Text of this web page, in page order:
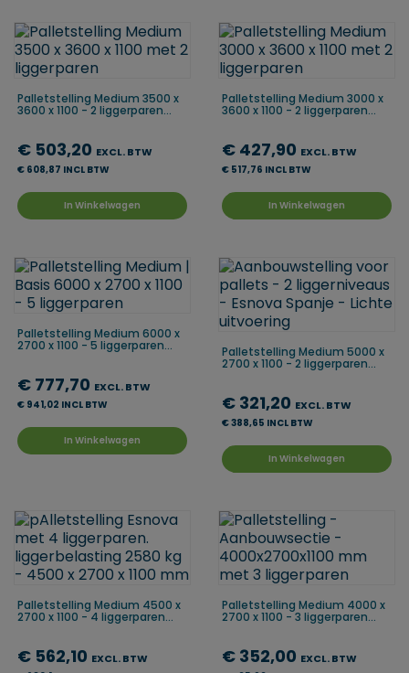
Palletstelling Medium 3500 x
3600 x 1100 - 2 liggerparen...
€ 503,20 EXCL. BTW
€ 608,87 INCL BTW
In Winkelwagen
Palletstelling Medium 3000 x
3600 x 1100 - 2 liggerparen...
€ 427,90 EXCL. BTW
€ 517,76 INCL BTW
In Winkelwagen
Palletstelling Medium 6000 x
2700 x 1100 - 5 liggerparen...
€ 777,70 EXCL. BTW
€ 941,02 INCL BTW
In Winkelwagen
Palletstelling Medium 5000 x
2700 x 1100 - 2 liggerparen...
€ 321,20 EXCL. BTW
€ 388,65 INCL BTW
In Winkelwagen
Palletstelling Medium 4500 x
2700 x 1100 - 4 liggerparen...
€ 562,10 EXCL. BTW
Palletstelling Medium 4000 x
2700 x 1100 - 3 liggerparen...
€ 352,00 EXCL. BTW